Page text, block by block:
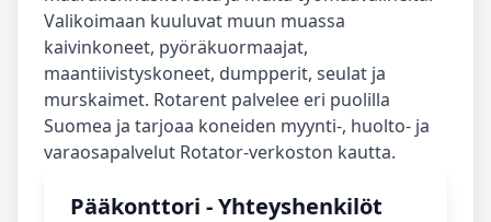
Valikoimaan kuuluvat muun muassa
kaivinkoneet, pyöräkuormaajat,
maantiivistyskoneet, dumpperit, seulat ja
murskaimet. Rotarent palvelee eri puolilla
Suomea ja tarjoaa koneiden myynti-, huolto- ja
varaosapalvelut Rotator-verkoston kautta.
Pääkonttori - Yhteyshenkilöt